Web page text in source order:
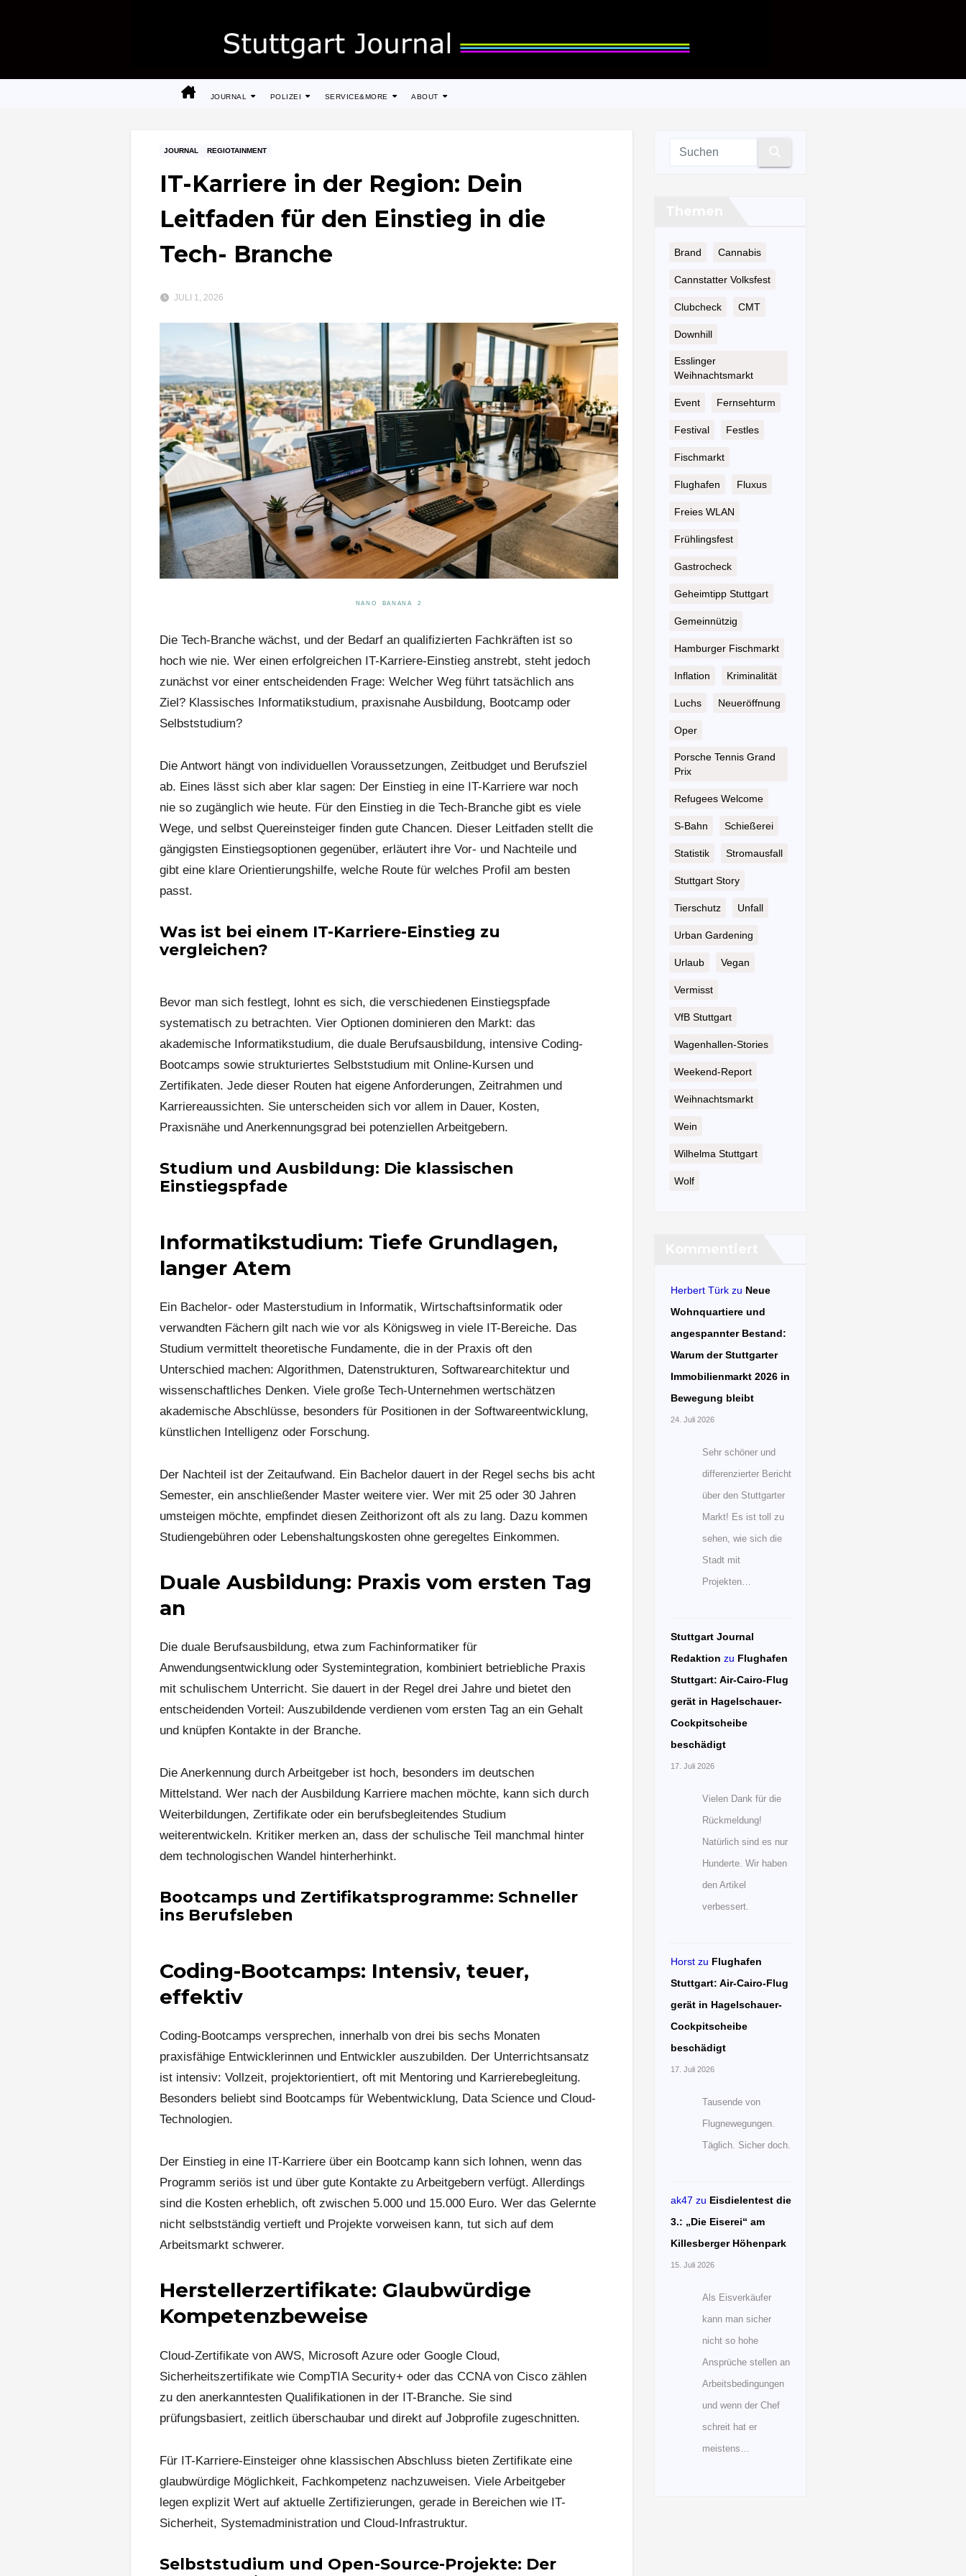
JOURNAL POLIZEI SERVICE&MORE ABOUT
JOURNAL REGIOTAINMENT
IT-Karriere in der Region: Dein
Leitfaden für den Einstieg in die
Tech- Branche
JULI 1, 2026
NANO BANANA 2
Die Tech-Branche wächst, und der Bedarf an qualifizierten Fachkräften ist so
hoch wie nie. Wer einen erfolgreichen IT-Karriere-Einstieg anstrebt, steht jedoch
zunächst vor einer entscheidenden Frage: Welcher Weg führt tatsächlich ans
Ziel? Klassisches Informatikstudium, praxisnahe Ausbildung, Bootcamp oder
Selbststudium?
Die Antwort hängt von individuellen Voraussetzungen, Zeitbudget und Berufsziel
ab. Eines lässt sich aber klar sagen: Der Einstieg in eine IT-Karriere war noch
nie so zugänglich wie heute. Für den Einstieg in die Tech-Branche gibt es viele
Wege, und selbst Quereinsteiger finden gute Chancen. Dieser Leitfaden stellt die
gängigsten Einstiegsoptionen gegenüber, erläutert ihre Vor- und Nachteile und
gibt eine klare Orientierungshilfe, welche Route für welches Profil am besten
passt.
Was ist bei einem IT-Karriere-Einstieg zu
vergleichen?
Bevor man sich festlegt, lohnt es sich, die verschiedenen Einstiegspfade
systematisch zu betrachten. Vier Optionen dominieren den Markt: das
akademische Informatikstudium, die duale Berufsausbildung, intensive Coding-
Bootcamps sowie strukturiertes Selbststudium mit Online-Kursen und
Zertifikaten. Jede dieser Routen hat eigene Anforderungen, Zeitrahmen und
Karriereaussichten. Sie unterscheiden sich vor allem in Dauer, Kosten,
Praxisnähe und Anerkennungsgrad bei potenziellen Arbeitgebern.
Studium und Ausbildung: Die klassischen
Einstiegspfade
Informatikstudium: Tiefe Grundlagen,
langer Atem
Ein Bachelor- oder Masterstudium in Informatik, Wirtschaftsinformatik oder
verwandten Fächern gilt nach wie vor als Königsweg in viele IT-Bereiche. Das
Studium vermittelt theoretische Fundamente, die in der Praxis oft den
Unterschied machen: Algorithmen, Datenstrukturen, Softwarearchitektur und
wissenschaftliches Denken. Viele große Tech-Unternehmen wertschätzen
akademische Abschlüsse, besonders für Positionen in der Softwareentwicklung,
künstlichen Intelligenz oder Forschung.
Der Nachteil ist der Zeitaufwand. Ein Bachelor dauert in der Regel sechs bis acht
Semester, ein anschließender Master weitere vier. Wer mit 25 oder 30 Jahren
umsteigen möchte, empfindet diesen Zeithorizont oft als zu lang. Dazu kommen
Studiengebühren oder Lebenshaltungskosten ohne geregeltes Einkommen.
Duale Ausbildung: Praxis vom ersten Tag
an
Die duale Berufsausbildung, etwa zum Fachinformatiker für
Anwendungsentwicklung oder Systemintegration, kombiniert betriebliche Praxis
mit schulischem Unterricht. Sie dauert in der Regel drei Jahre und bietet den
entscheidenden Vorteil: Auszubildende verdienen vom ersten Tag an ein Gehalt
und knüpfen Kontakte in der Branche.
Die Anerkennung durch Arbeitgeber ist hoch, besonders im deutschen
Mittelstand. Wer nach der Ausbildung Karriere machen möchte, kann sich durch
Weiterbildungen, Zertifikate oder ein berufsbegleitendes Studium
weiterentwickeln. Kritiker merken an, dass der schulische Teil manchmal hinter
dem technologischen Wandel hinterherhinkt.
Bootcamps und Zertifikatsprogramme: Schneller
ins Berufsleben
Coding-Bootcamps: Intensiv, teuer,
effektiv
Coding-Bootcamps versprechen, innerhalb von drei bis sechs Monaten
praxisfähige Entwicklerinnen und Entwickler auszubilden. Der Unterrichtsansatz
ist intensiv: Vollzeit, projektorientiert, oft mit Mentoring und Karrierebegleitung.
Besonders beliebt sind Bootcamps für Webentwicklung, Data Science und Cloud-
Technologien.
Der Einstieg in eine IT-Karriere über ein Bootcamp kann sich lohnen, wenn das
Programm seriös ist und über gute Kontakte zu Arbeitgebern verfügt. Allerdings
sind die Kosten erheblich, oft zwischen 5.000 und 15.000 Euro. Wer das Gelernte
nicht selbstständig vertieft und Projekte vorweisen kann, tut sich auf dem
Arbeitsmarkt schwerer.
Herstellerzertifikate: Glaubwürdige
Kompetenzbeweise
Cloud-Zertifikate von AWS, Microsoft Azure oder Google Cloud,
Sicherheitszertifikate wie CompTIA Security+ oder das CCNA von Cisco zählen
zu den anerkanntesten Qualifikationen in der IT-Branche. Sie sind
prüfungsbasiert, zeitlich überschaubar und direkt auf Jobprofile zugeschnitten.
Für IT-Karriere-Einsteiger ohne klassischen Abschluss bieten Zertifikate eine
glaubwürdige Möglichkeit, Fachkompetenz nachzuweisen. Viele Arbeitgeber
legen explizit Wert auf aktuelle Zertifizierungen, gerade in Bereichen wie IT-
Sicherheit, Systemadministration und Cloud-Infrastruktur.
Selbststudium und Open-Source-Projekte: Der
Brand Cannabis
Cannstatter Volksfest
Clubcheck CMT
Downhill
Esslinger
Weihnachtsmarkt
Event Fernsehturm
Festival Festles
Fischmarkt
Flughafen Fluxus
Freies WLAN
Frühlingsfest
Gastrocheck
Geheimtipp Stuttgart
Gemeinnützig
Hamburger Fischmarkt
Inflation Kriminalität
Luchs Neueröffnung
Oper
Porsche Tennis Grand
Prix
Refugees Welcome
S-Bahn Schießerei
Statistik Stromausfall
Stuttgart Story
Tierschutz Unfall
Urban Gardening
Urlaub Vegan
Vermisst
VfB Stuttgart
Wagenhallen-Stories
Weekend-Report
Weihnachtsmarkt
Wein
Wilhelma Stuttgart
Wolf
Herbert Türkzu Neue
Wohnquartiere und
angespannter Bestand:
Warum der Stuttgarter
Immobilienmarkt 2026 in
Bewegung bleibt
24. Juli 2026
Sehr schöner und
differenzierter Bericht
über den Stuttgarter
Markt! Es ist toll zu
sehen, wie sich die
Stadt mit
Projekten…
Stuttgart Journal
Redaktion zu Flughafen
Stuttgart: Air-Cairo-Flug
gerät in Hagelschauer-
Cockpitscheibe
beschädigt
17. Juli 2026
Vielen Dank für die
Rückmeldung!
Natürlich sind es nur
Hunderte. Wir haben
den Artikel
verbessert.
Horstzu Flughafen
Stuttgart: Air-Cairo-Flug
gerät in Hagelschauer-
Cockpitscheibe
beschädigt
17. Juli 2026
Tausende von
Flugnewegungen.
Täglich. Sicher doch.
ak47 zu Eisdielentest die
3.: „Die Eiserei“ am
Killesberger Höhenpark
15. Juli 2026
Als Eisverkäufer
kann man sicher
nicht so hohe
Ansprüche stellen an
Arbeitsbedingungen
und wenn der Chef
schreit hat er
meistens…